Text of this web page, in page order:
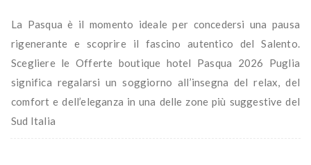
La Pasqua è il momento ideale per concedersi una pausa
rigenerante e scoprire il fascino autentico del Salento.
Scegliere le Offerte boutique hotel Pasqua 2026 Puglia
significa regalarsi un soggiorno all’insegna del relax, del
comfort e dell’eleganza in una delle zone più suggestive del
Sud Italia